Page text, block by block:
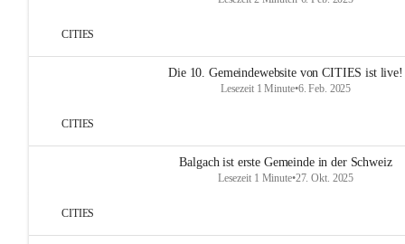
CITIES
Die 10. Gemeindewebsite von CITIES ist live!
Lesezeit 1 Minute•6. Feb. 2025
CITIES
Balgach ist erste Gemeinde in der Schweiz
Lesezeit 1 Minute•27. Okt. 2025
CITIES